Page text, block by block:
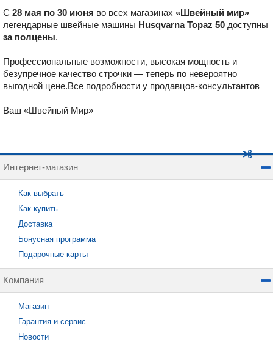
С 28 мая по 30 июня во всех магазинах «Швейный мир» —
легендарные швейные машины Husqvarna Topaz 50 доступны
за полцены.
Профессиональные возможности, высокая мощность и
безупречное качество строчки — теперь по невероятно
выгодной цене.Все подробности у продавцов-консультантов
Ваш «Швейный Мир»
Интернет-магазин
Как выбрать
Как купить
Доставка
Бонусная программа
Подарочные карты
Компания
Магазин
Гарантия и сервис
Новости